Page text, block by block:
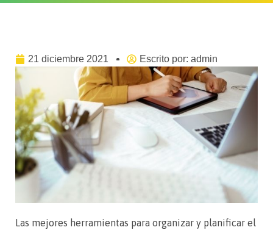
21 diciembre 2021 Escrito por: admin
Las mejores herramientas para organizar y planificar el